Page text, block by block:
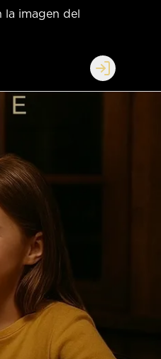
la imagen del
Login